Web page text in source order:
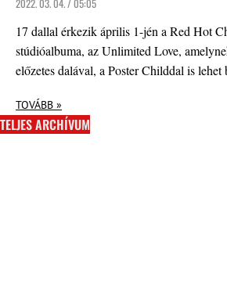
2022. 03. 04. / 05:05
17 dallal érkezik április 1-jén a Red Hot
stúdióalbuma, az Unlimited Love,
előzetes dalával, a Poster Childdal is lehet
TOVÁBB »
TELJES ARCHÍVUM